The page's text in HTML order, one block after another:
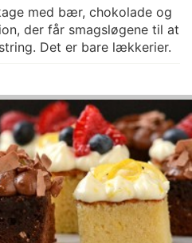
med bær, chokolade og
der får smagsløgene til at
Det er bare lækkerier.